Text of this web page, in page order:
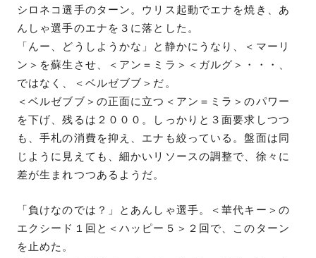
シロネコ選手のターン。ウリス起動でエナを焼き、あ
んしゃ選手のエナを３に落とした。
「んー、どうしようかな」と静かにうなり、＜マーリ
ン＞を蘇生させ、＜アン＝ミラ＞＜ガルグ＞・・・、
ではなく、＜ベルゼブブ＞だ。
＜ベルゼブブ＞の正面に立つ＜アン＝ミラ＞のパワー
を下げ、残るは２０００。しっかりと３面要求しつつ
も、手札の消費を抑え、エナも絞っている。盤面は同
じように見えても、細かいリソースの調整で、徐々に
差が生まれつつあるようだ。
「負けなのでは？」とあんしゃ選手。＜華代キー＞の
エクシード１回と＜ハッピー５＞２回で、このターン
を止めた。